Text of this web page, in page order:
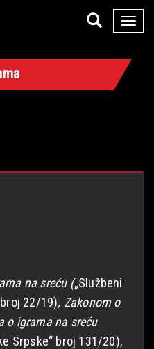
Toggle
na sreću („Službeni
22/19), Zakonom o
o igrama na sreću
Srpske“ broj 131/20),